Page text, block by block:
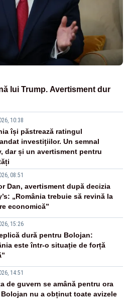
lui Trump. Avertisment dur
10:38
își păstrează ratingul
investițiilor. Un semnal
dar și un avertisment pentru
08:51
Dan, avertisment după decizia
„România trebuie să revină la
economică”
15:26
dură pentru Bolojan:
este într-o situație de forță
14:51
de guvern se amână pentru ora
Bolojan nu a obținut toate avizele